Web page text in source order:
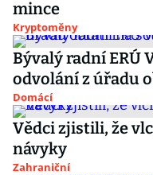
mince
Kryptoměny
Bývalý radní ERÚ
odvolání z úřadu
Domácí
Vědci zjistili, že
návyky
Zahraniční